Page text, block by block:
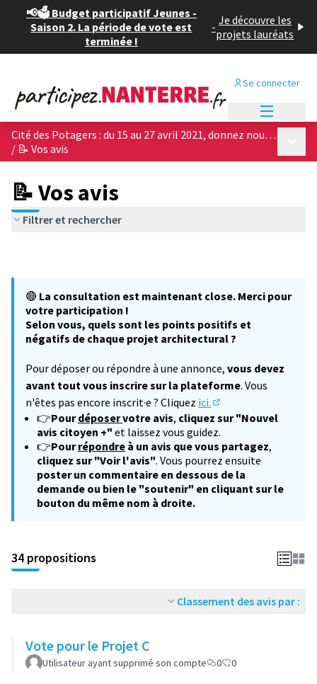
📢🗳️ Budget participatif Jeunes -
Saison 2. La période de vote est
terminée !
- Je découvre les
projets lauréats
Se connecter
Cité des Potagers : du 15 au 27 avril 2021, donnez nous votre avis sur les 4 projets architecturaux !
/ 📝 Vos avis
📝 Vos avis
Filtrer et rechercher
🔴 La consultation est maintenant close. Merci pour
votre participation !
Selon vous, quels sont les points positifs et
négatifs de chaque projet architectural ?
Pour déposer ou répondre à une annonce, vous devez
avant tout vous inscrire sur la plateforme. Vous
n'êtes pas encore inscrit·e ? Cliquez ici.
(S'ouvre dans un
👉Pourdéposervotre avis, cliquez sur "Nouvel
avis citoyen +" et laissez vous guidez.
👉Pourrépondre à un avis que vous partagez,
cliquez sur "Voir l'avis". Vous pourrez ensuite
poster un commentaire en dessous de la
demande ou bien le "soutenir" en cliquant sur le
bouton du même nom à droite.
34 propositions
Classement des avis par :
Vote pour le Projet C
Utilisateur ayant supprimé son compte 0 0